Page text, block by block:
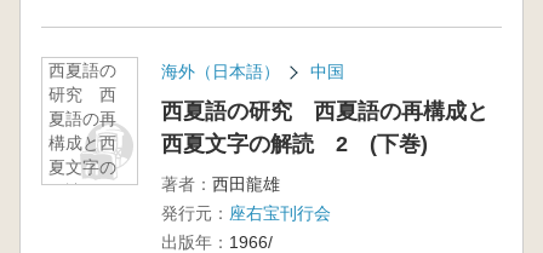
西夏語の
研究 西
夏語の再
構成と西
夏文字の
解読 2
海外（日本語） 中国
西夏語の研究 西夏語の再構成と
西夏文字の解読 2 (下巻)
著者： 西田龍雄
発行元： 座右宝刊行会
出版年： 1966/